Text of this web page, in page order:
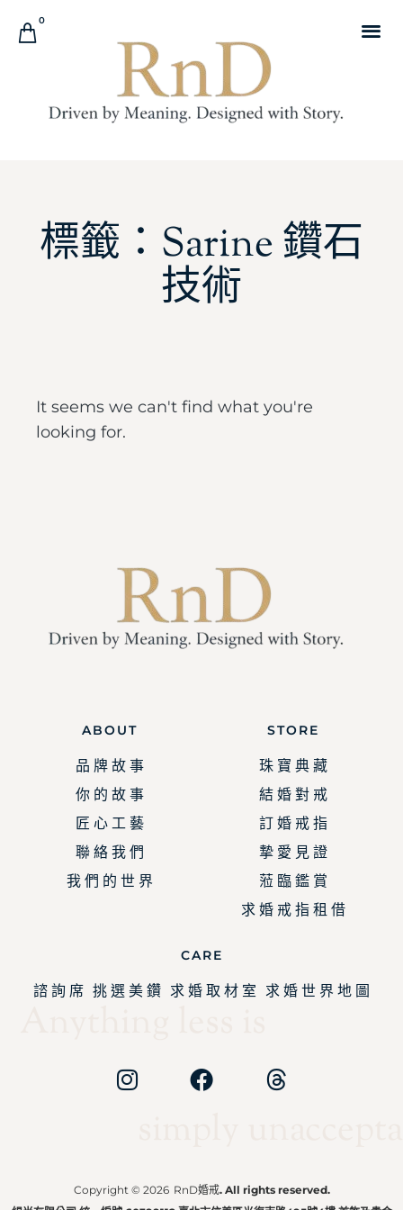
0
標籤：Sarine 鑽石
技術
It seems we can't find what you're
looking for.
ABOUT
品 牌 故 事
你 的 故 事
匠 心 工 藝
聯 絡 我 們
我 們 的 世 界
STORE
珠 寶 典 藏
結 婚 對 戒
訂 婚 戒 指
摯 愛 見 證
蒞 臨 鑑 賞
求 婚 戒 指 租 借
CARE
諮 詢 席 挑 選 美 鑽 求 婚 取 材 室 求 婚 世 界 地 圖
Copyright © 2026 RnD婚戒. All rights reserved.